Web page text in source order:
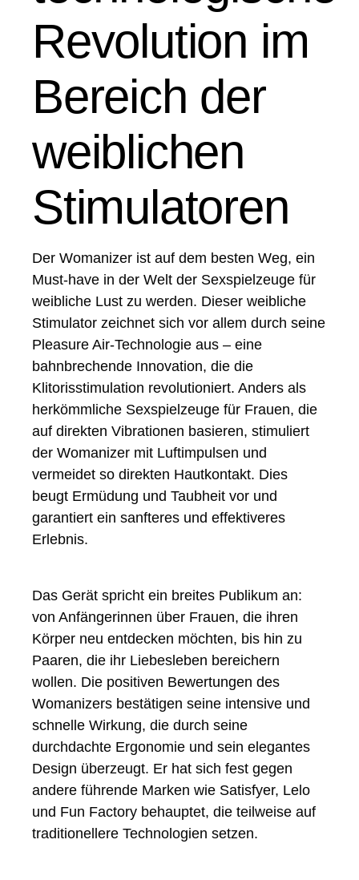
Revolution im
Bereich der
weiblichen
Stimulatoren
Der Womanizer ist auf dem besten Weg, ein
Must-have in der Welt der Sexspielzeuge für
weibliche Lust zu werden. Dieser weibliche
Stimulator zeichnet sich vor allem durch seine
Pleasure Air-Technologie aus – eine
bahnbrechende Innovation, die die
Klitorisstimulation revolutioniert. Anders als
herkömmliche Sexspielzeuge für Frauen, die
auf direkten Vibrationen basieren, stimuliert
der Womanizer mit Luftimpulsen und
vermeidet so direkten Hautkontakt. Dies
beugt Ermüdung und Taubheit vor und
garantiert ein sanfteres und effektiveres
Erlebnis.
Das Gerät spricht ein breites Publikum an:
von Anfängerinnen über Frauen, die ihren
Körper neu entdecken möchten, bis hin zu
Paaren, die ihr Liebesleben bereichern
wollen. Die positiven Bewertungen des
Womanizers bestätigen seine intensive und
schnelle Wirkung, die durch seine
durchdachte Ergonomie und sein elegantes
Design überzeugt. Er hat sich fest gegen
andere führende Marken wie Satisfyer, Lelo
und Fun Factory behauptet, die teilweise auf
traditionellere Technologien setzen.